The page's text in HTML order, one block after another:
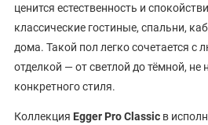
ценится естественность и
классические гостиные, спальни,
дома. Такой пол легко сочетается с
отделкой — от светлой до тёмной, не
конкретного стиля.
Коллекция Egger Pro Classic в